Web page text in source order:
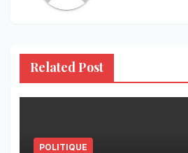
Related Post
POLITIQUE